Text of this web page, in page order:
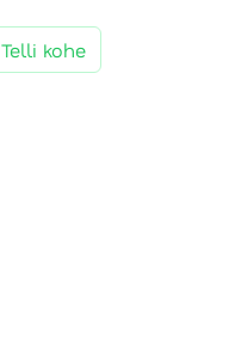
Telli kohe